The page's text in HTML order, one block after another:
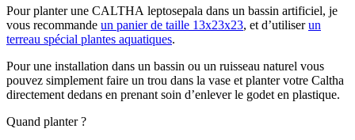
Pour planter une CALTHA leptosepala dans un bassin artificiel, je
vous recommande un panier de taille 13x23x23, et d’utiliserun
terreau spécial plantes aquatiques.
Pour une installation dans un bassin ou un ruisseau naturel vous
pouvez simplement faire un trou dans la vase et planter votre Caltha
directement dedans en prenant soin d’enlever le godet en plastique.
Quand planter ?